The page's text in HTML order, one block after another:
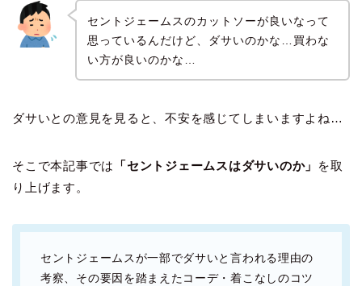
セントジェームスのカットソーが良いなって
思っているんだけど、ダサいのかな…買わな
い方が良いのかな…
ダサいとの意見を見ると、不安を感じてしまいますよね…
そこで本記事では 「セントジェームスはダサいのか」
を取
り上げます。
セントジェームスが一部でダサいと言われる理由の
考察、その要因を踏まえたコーデ・着こなしのコツ